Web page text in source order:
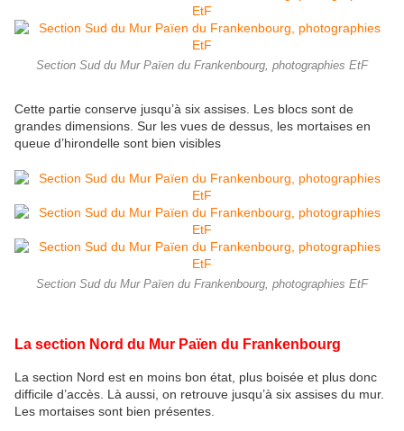
Section Sud du Mur Païen du Frankenbourg, photographies EtF
Cette partie conserve jusqu’à six assises. Les blocs sont de
grandes dimensions. Sur les vues de dessus, les mortaises en
queue d’hirondelle sont bien visibles
Section Sud du Mur Païen du Frankenbourg, photographies EtF
La section Nord du Mur Païen du Frankenbourg
La section Nord est en moins bon état, plus boisée et plus donc
difficile d’accès. Là aussi, on retrouve jusqu’à six assises du mur.
Les mortaises sont bien présentes.